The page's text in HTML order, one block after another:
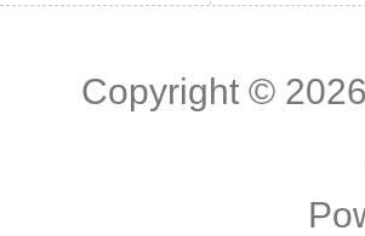
Copyright © 2026